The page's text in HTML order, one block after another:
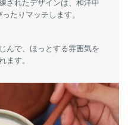
されたデザインは、和洋中
たりマッチします。
んで、ほっとする雰囲気を
ます。